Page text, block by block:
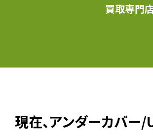
買取専門
現在、アンダーカバー